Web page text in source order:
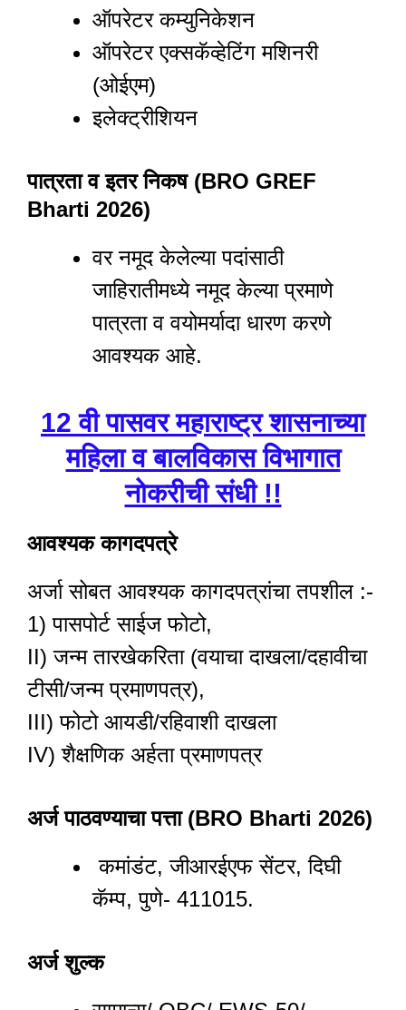
ऑपरेटर कम्युनिकेशन
ऑपरेटर एक्सकॅव्हेटिंग मशिनरी
(ओईएम)
इलेक्ट्रीशियन
पात्रता व इतर निकष (BRO GREF
Bharti 2026)
वर नमूद केलेल्या पदांसाठी
जाहिरातीमध्ये नमूद केल्या प्रमाणे
पात्रता व वयोमर्यादा धारण करणे
आवश्यक आहे.
12 वी पासवर महाराष्ट्र शासनाच्या
महिला व बालविकास विभागात
नोकरीची संधी !!
आवश्यक कागदपत्रे
अर्जा सोबत आवश्यक कागदपत्रांचा तपशील :-
1) पासपोर्ट साईज फोटो,
II) जन्म तारखेकरिता (वयाचा दाखला/दहावीचा
टीसी/जन्म प्रमाणपत्र),
III) फोटो आयडी/रहिवाशी दाखला
IV) शैक्षणिक अर्हता प्रमाणपत्र
अर्ज पाठवण्याचा पत्ता (BRO Bharti 2026)
कमांडंट, जीआरईएफ सेंटर, दिघी
कॅम्प, पुणे- 411015.
अर्ज शुल्क